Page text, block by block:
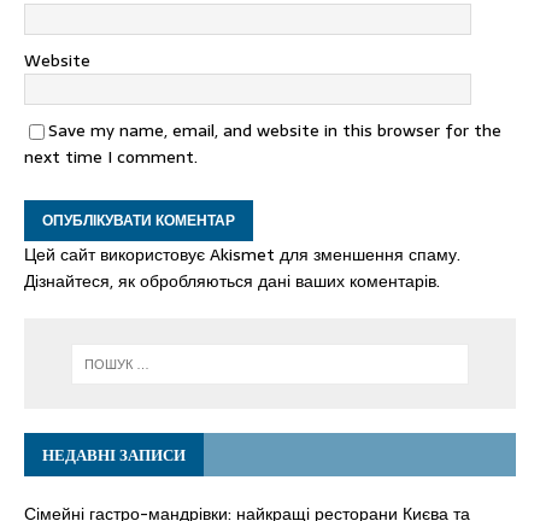
Website
Save my name, email, and website in this browser for the
next time I comment.
Цей сайт використовує Akismet для зменшення спаму.
Дізнайтеся, як обробляються дані ваших коментарів.
НЕДАВНІ ЗАПИСИ
Сімейні гастро-мандрівки: найкращі ресторани Києва та